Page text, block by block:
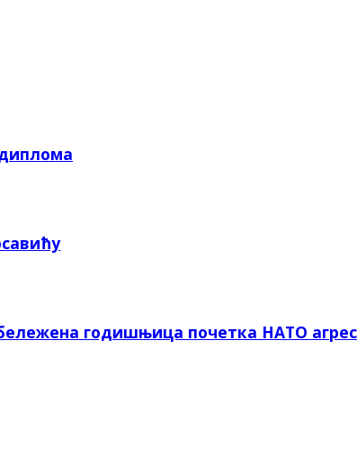
годишњица почетка НАТО